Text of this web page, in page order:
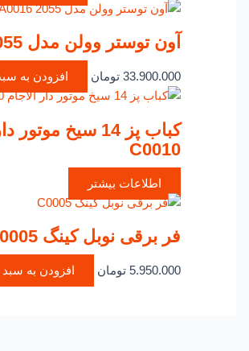
آون توستر وولن مدل A0016 2055
33.900.000 تومان افزودن به سبد خرید
کباب پز 14 سیخ موتور دار
C0010
اطلاعات بیشتر
فر برقی نوبل کینگ C0005
5.950.000 تومان افزودن به سبد خرید